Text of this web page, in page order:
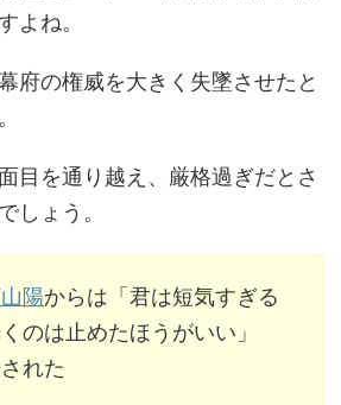
よね。
府の権威を大きく失墜させたと
目を通り越え、厳格過ぎだとさ
しょう。
陽からは「君は短気すぎる
のは止めたほうがいい」
れた